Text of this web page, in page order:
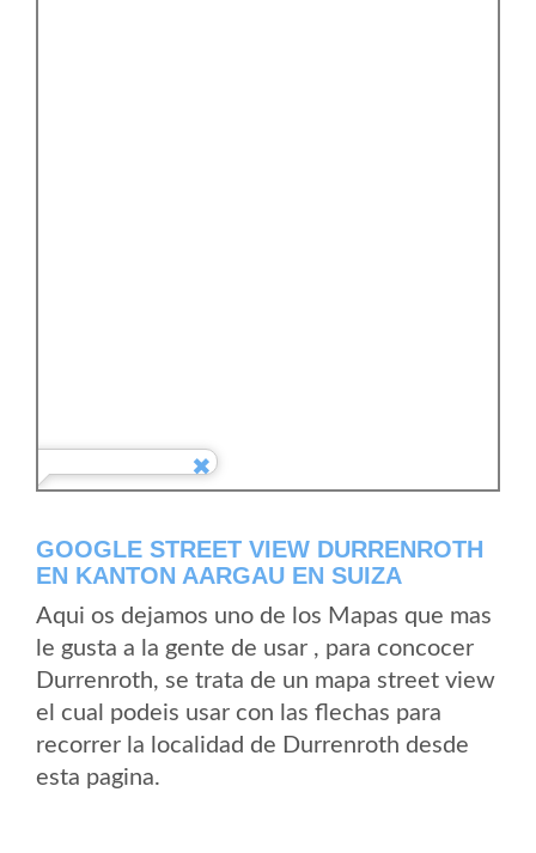
GOOGLE STREET VIEW DURRENROTH
EN KANTON AARGAU EN SUIZA
Aqui os dejamos uno de los Mapas que mas
le gusta a la gente de usar , para concocer
Durrenroth, se trata de un mapa street view
el cual podeis usar con las flechas para
recorrer la localidad de Durrenroth desde
esta pagina.